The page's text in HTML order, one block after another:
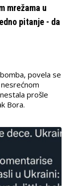
mrežama u
pitanje - da
povela se
prošle
Bora.